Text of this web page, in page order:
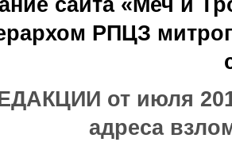
сайта «Меч и
РПЦЗ
от июля
адреса